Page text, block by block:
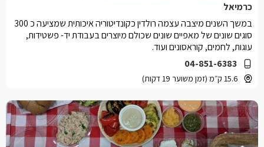
כרמיאל
04-851-6383
15.6 ק״מ (זמן משוער 19 דקות)
במשך השנים מיצבה עצמה רולדין כקונדיטוריה איכותית שמציעה כ 300
סוגים שונים של מאפיים שונים שכולם מיוצרים בעבודת יד- פשטידות,
עוגות, לחמים, קוראסונים ועוד.